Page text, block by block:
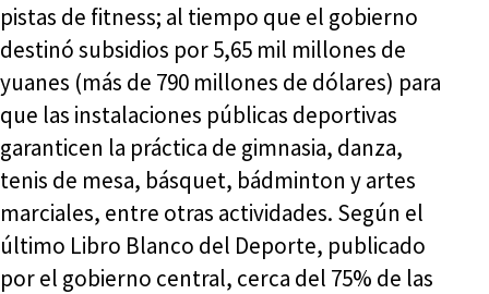
pistas de fitness; al tiempo que el gobierno
destinó subsidios por 5,65 mil millones de
yuanes (más de 790 millones de dólares) para
que las instalaciones públicas deportivas
garanticen la práctica de gimnasia, danza,
tenis de mesa, básquet, bádminton y artes
marciales, entre otras actividades. Según el
último Libro Blanco del Deporte, publicado
por el gobierno central, cerca del 75% de las